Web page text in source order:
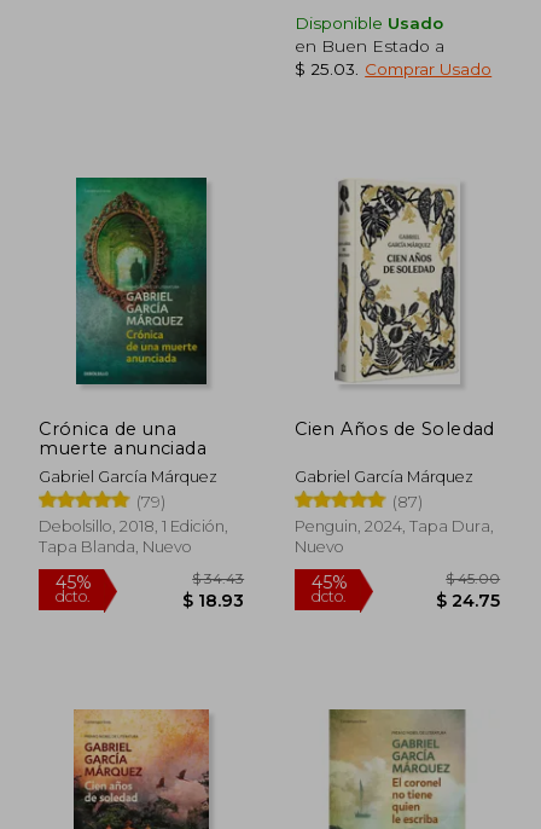
$ 34.00
Disponible Usado
en Buen Estado a
$ 25.03
Comprar Usado
Crónica de una
muerte anunciada
Gabriel García Márquez
(79)
Debolsillo, 2018, 1 Edición,
Tapa Blanda, Nuevo
Cien Años de Soledad
Gabriel García Márquez
(87)
Penguin, 2024, Tapa Dura,
Nuevo